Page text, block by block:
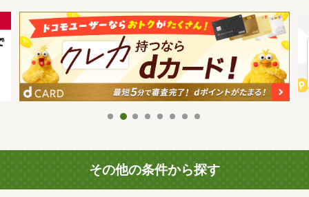
その他の条件から探す